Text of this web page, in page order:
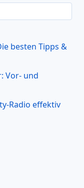
besten Tipps &
Vor- und
Radio effektiv